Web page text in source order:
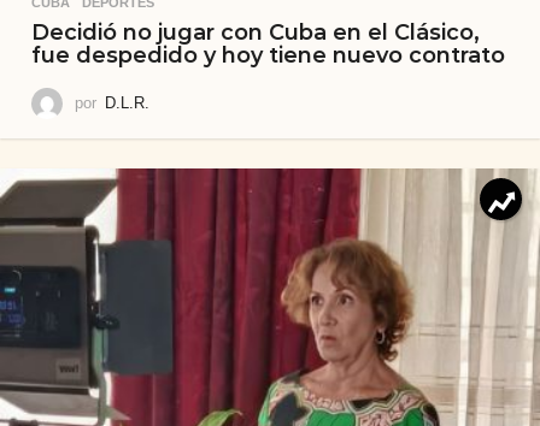
CUBA ,DEPORTES
Decidió no jugar con Cuba en el Clásico,
fue despedido y hoy tiene nuevo contrato
por D.L.R.